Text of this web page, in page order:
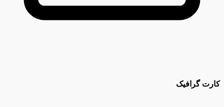
کارت گرافیک